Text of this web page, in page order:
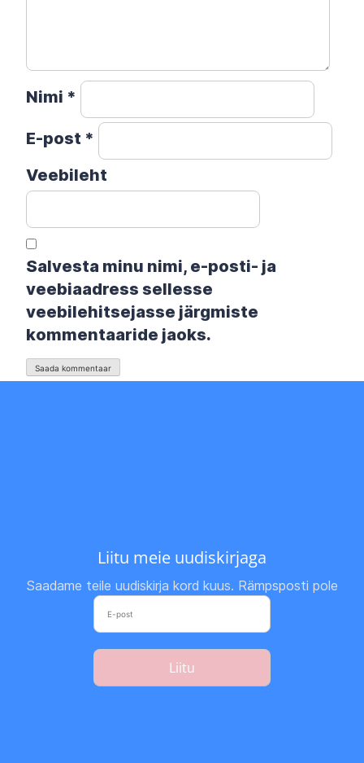
Nimi *
E-post *
Veebileht
Salvesta minu nimi, e-posti- ja
veebiaadress sellesse
veebilehitsejasse järgmiste
kommentaaride jaoks.
Liitu meie uudiskirjaga
Saadame teile uudiskirja kord kuus. Rämpsposti pole
Liitu